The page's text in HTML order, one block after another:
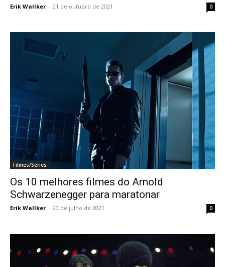
Erik Wallker - 21 de outubro de 2021 0
Filmes/Séries
Os 10 melhores filmes do Arnold
Schwarzenegger para maratonar
Erik Wallker - 20 de julho de 2021 0